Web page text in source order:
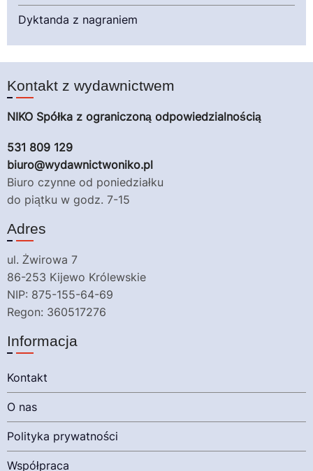
Dyktanda z nagraniem
Kontakt z wydawnictwem
NIKO Spółka z ograniczoną odpowiedzialnością
531 809 129
biuro@wydawnictwoniko.pl
Biuro czynne od poniedziałku
do piątku w godz. 7-15
Adres
ul. Żwirowa 7
86-253 Kijewo Królewskie
NIP: 875-155-64-69
Regon: 360517276
Informacja
Kontakt
O nas
Polityka prywatności
Współpraca